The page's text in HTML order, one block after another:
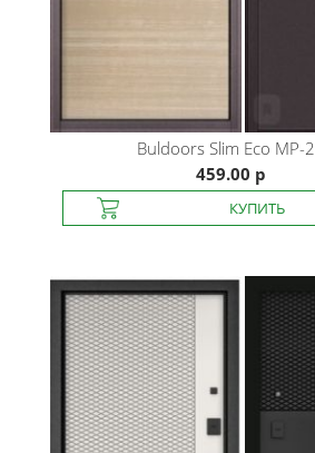
BuldoorsSlim Eco MP-2
459.00 р